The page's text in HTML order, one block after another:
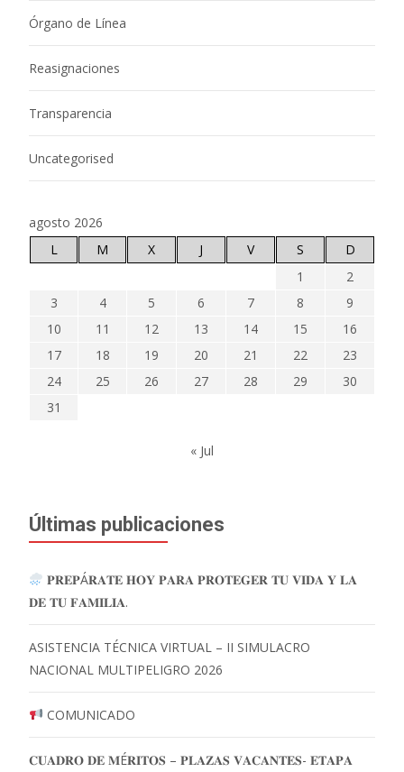
Órgano de Línea
Reasignaciones
Transparencia
Uncategorised
agosto 2026
L
M X J V S
D
1
2
3
4 5 6 7 8
9
10
11 12 13 14 15
16
17
18 19 20 21 22
23
24
25 26 27 28 29
30
31
« Jul
Últimas publicaciones
𝐏𝐑𝐄𝐏Á𝐑𝐀𝐓𝐄 𝐇𝐎𝐘 𝐏𝐀𝐑𝐀 𝐏𝐑𝐎𝐓𝐄𝐆𝐄𝐑 𝐓𝐔 𝐕𝐈𝐃𝐀 𝐘 𝐋𝐀
𝐃𝐄 𝐓𝐔 𝐅𝐀𝐌𝐈𝐋𝐈𝐀.
ASISTENCIA TÉCNICA VIRTUAL – II SIMULACRO
NACIONAL MULTIPELIGRO 2026
COMUNICADO
𝐂𝐔𝐀𝐃𝐑𝐎 𝐃𝐄 𝐌É𝐑𝐈𝐓𝐎𝐒 – 𝐏𝐋𝐀𝐙𝐀𝐒 𝐕𝐀𝐂𝐀𝐍𝐓𝐄𝐒- 𝐄𝐓𝐀𝐏𝐀